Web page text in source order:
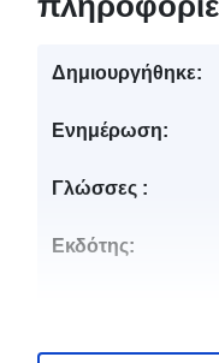
Δημιουργήθηκε:
Ενημέρωση:
Γλώσσες :
Εκδότης: